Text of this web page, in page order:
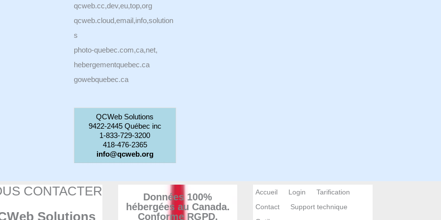
qcweb.cc,dev,eu,top,org
qcweb.cloud,email,info,solution
s
photo-quebec.com,ca,net,
hebergementquebec.ca
gowebquebec.ca
QCWeb Solutions
9422-2445 Québec inc
1-833-729-3200
418-476-2365
info@qcweb.org
CONTACTER
Solutions
Données 100%
hébergées au Canada.
Conforme RGPD.
Accueil Login
Tarification
Contact
Support technique